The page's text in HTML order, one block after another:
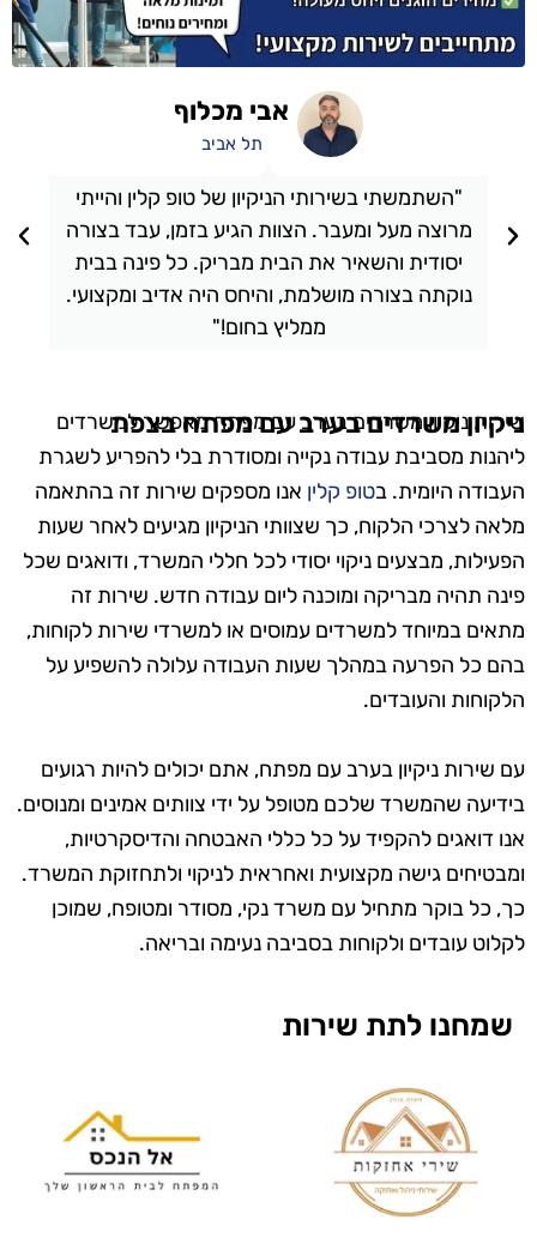
"השתמשתי בשירותי הניקיון של טופ קלין והייתי
מרוצה מעל ומעבר. הצוות הגיע בזמן, עבד בצורה
יסודית והשאיר את הבית מבריק. כל פינה בבית
נוקתה בצורה מושלמת, והיחס היה אדיב ומקצועי.
ממליץ בחום!"
אבי מכלוף
תל אביב
ניקיון משרדים בערב עם מפתח בצפת
שירות ניקיון משרדים בערב עם מפתח מאפשר למשרדים
ליהנות מסביבת עבודה נקייה ומסודרת בלי להפריע לשגרת
העבודה היומית. בטופ קלין אנו מספקים שירות זה בהתאמה
מלאה לצרכי הלקוח, כך שצוותי הניקיון מגיעים לאחר שעות
הפעילות, מבצעים ניקוי יסודי לכל חללי המשרד, ודואגים שכל
פינה תהיה מבריקה ומוכנה ליום עבודה חדש. שירות זה
מתאים במיוחד למשרדים עמוסים או למשרדי שירות לקוחות,
בהם כל הפרעה במהלך שעות העבודה עלולה להשפיע על
הלקוחות והעובדים.
עם שירות ניקיון בערב עם מפתח, אתם יכולים להיות רגועים
בידיעה שהמשרד שלכם מטופל על ידי צוותים אמינים ומנוסים.
אנו דואגים להקפיד על כל כללי האבטחה והדיסקרטיות,
ומבטיחים גישה מקצועית ואחראית לניקוי ולתחזוקת המשרד.
כך, כל בוקר מתחיל עם משרד נקי, מסודר ומטופח, שמוכן
לקלוט עובדים ולקוחות בסביבה נעימה ובריאה.
שמחנו לתת שירות